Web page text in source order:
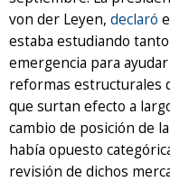
von der Leyen, declaró
estaba estudiando
emergencia para
reformas estructurales
que surtan efecto a
cambio de posición de
había opuesto
revisión de dichos